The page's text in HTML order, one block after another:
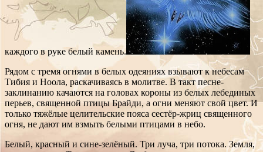
каждого в руке белый камень.
Рядом с тремя огнями в белых одеяниях взывают к небесам
Тибия и Ноола, раскачиваясь в молитве. В такт песне-
заклинанию качаются на головах короны из белых лебединых
перьев, священной птицы Брайди, а огни меняют свой цвет. И
только тяжёлые целительские пояса сестёр-жриц священного
огня, не дают им взмыть белыми птицами в небо.
Белый, красный и сине-зелёный. Три луча, три потока. Земля,